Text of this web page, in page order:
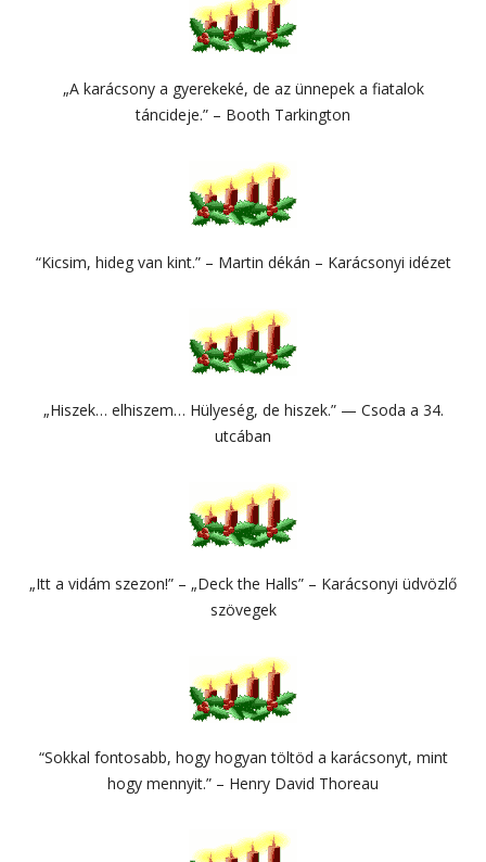
„A karácsony a gyerekeké, de az ünnepek a fiatalok
táncideje.” – Booth Tarkington
“Kicsim, hideg van kint.” – Martin dékán – Karácsonyi idézet
„Hiszek… elhiszem… Hülyeség, de hiszek.” — Csoda a 34.
utcában
„Itt a vidám szezon!” – „Deck the Halls” – Karácsonyi üdvözlő
szövegek
“Sokkal fontosabb, hogy hogyan töltöd a karácsonyt, mint
hogy mennyit.” – Henry David Thoreau